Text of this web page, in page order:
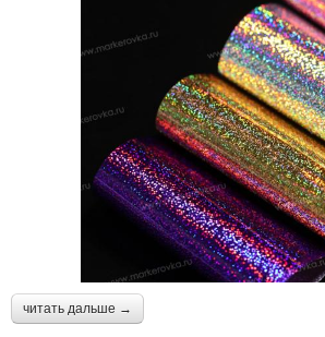
читать дальше →